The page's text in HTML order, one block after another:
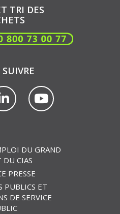
TRI DES
Lien
vers
Lien
vers
DU GRAND
DU CIAS
PRESSE
PUBLICS ET
DE SERVICE